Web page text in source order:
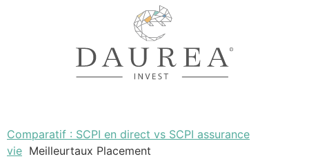
Comparatif : SCPI en direct vs SCPI assurance
vie Meilleurtaux Placement